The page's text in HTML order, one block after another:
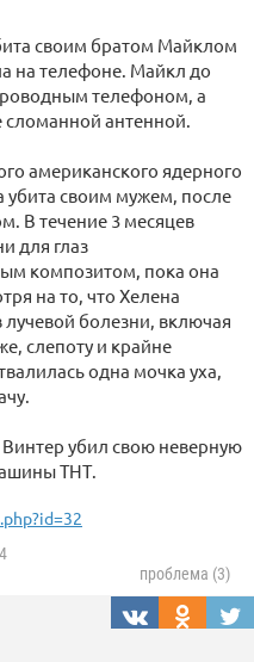
своим братом Майклом
на телефоне. Майкл до
телефоном, а
сломанной антенной.
американского ядерного
своим мужем, после
В течение 3 месяцев
для глаз
композитом, пока она
на то, что Хелена
болезни, включая
слепоту и крайне
одна мочка уха,
убил свою неверную
ТНТ.
проблема (3)